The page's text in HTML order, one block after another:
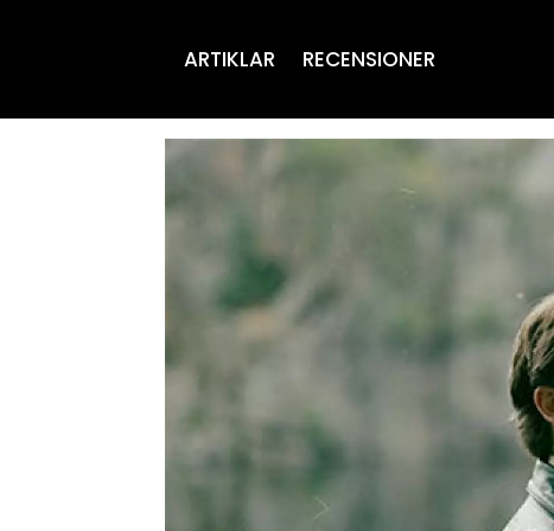
ARTIKLAR RECENSIONER